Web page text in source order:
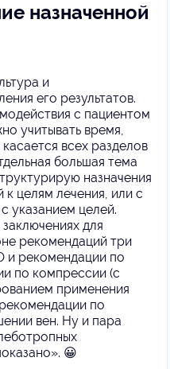
назначенной
и
его результатов.
с пациентом
учитывать время,
всех разделов
большая тема
назначения
к целям лечения, или с
указанием целей.
для
рекомендаций три
и рекомендации по
по компрессии (с
применения
по
вен. Ну и пара
😀